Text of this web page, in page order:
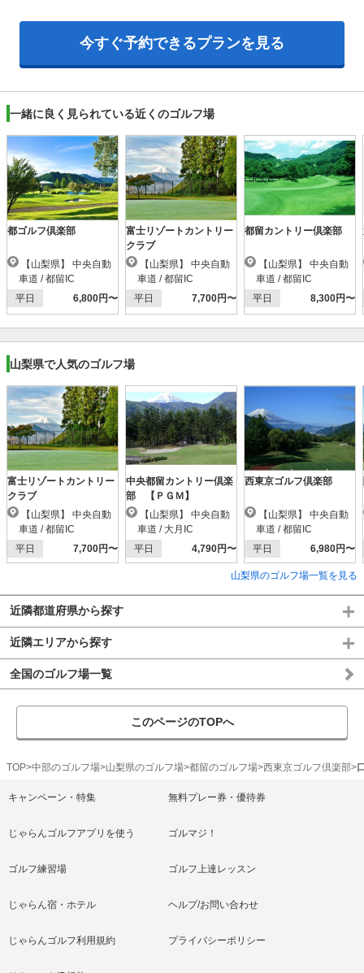
今すぐ予約できるプランを見る
一緒に良く見られている近くのゴルフ場
都ゴルフ倶楽部
車道 / 都留IC
平日
6,800円〜
富士リゾートカントリー
クラブ
車道 / 都留IC
平日
7,700円〜
都留カントリー倶楽部
車道 / 都留IC
平日
8,300円〜
山梨県で人気のゴルフ場
富士リゾートカントリー
クラブ
車道 / 都留IC
平日
7,700円〜
中央都留カントリー倶楽
部 【ＰＧＭ】
車道 / 大月IC
平日
4,790円〜
西東京ゴルフ倶楽部
車道 / 都留IC
平日
6,980円〜
山梨県のゴルフ場一覧を見る
近隣都道府県から探す
近隣エリアから探す
全国のゴルフ場一覧
このページのTOPへ
TOP 中部のゴルフ場 山梨県のゴルフ場 都留のゴルフ場 西東京ゴルフ倶楽部
キャンペーン・特集 無料プレー券・優待券
じゃらんゴルフアプリを使う ゴルマジ！
ゴルフ練習場 ゴルフ上達レッスン
じゃらん宿・ホテル ヘルプ/お問い合わせ
じゃらんゴルフ利用規約 プライバシーポリシー